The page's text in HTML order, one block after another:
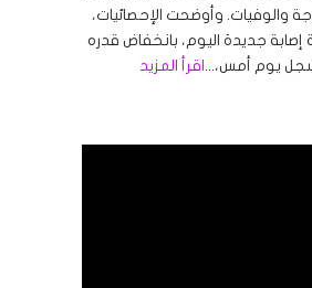
والوفيات. وأوضحت الإحصائيات،
559 حالة إصابة جديدة اليوم، بانخفاض قدره
اقرأ المزيد